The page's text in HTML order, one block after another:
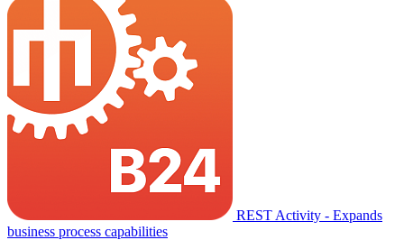
REST Activity - Expands
business process capabilities